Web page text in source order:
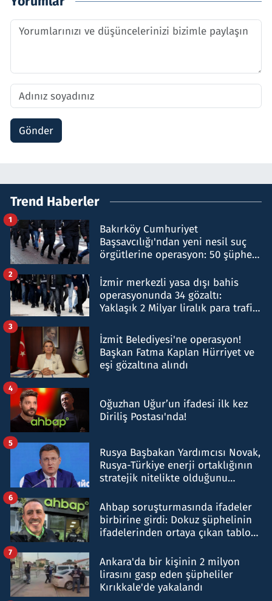
Gönder
Trend Haberler
Bakırköy Cumhuriyet
Başsavcılığı'ndan yeni nesil suç
örgütlerine operasyon: 50 şüpheli
1
İzmir merkezli yasa dışı bahis
operasyonunda 34 gözaltı:
Yaklaşık 2 Milyar liralık para trafiği
2
İzmit Belediyesi'ne operasyon!
Başkan Fatma Kaplan Hürriyet ve
eşi gözaltına alındı
3
Oğuzhan Uğur’un ifadesi ilk kez
Diriliş Postası'nda!
4
Rusya Başbakan Yardımcısı Novak,
Rusya-Türkiye enerji ortaklığının
stratejik nitelikte olduğunu
5
Ahbap soruşturmasında ifadeler
birbirine girdi: Dokuz şüphelinin
ifadelerinden ortaya çıkan tablo
6
Ankara'da bir kişinin 2 milyon
lirasını gasp eden şüpheliler
Kırıkkale'de yakalandı
7